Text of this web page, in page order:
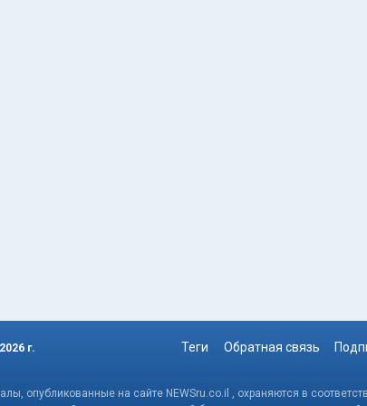
г. Теги Обратная связь
опубликованные на сайте NEWSru.co.il , охраняются в